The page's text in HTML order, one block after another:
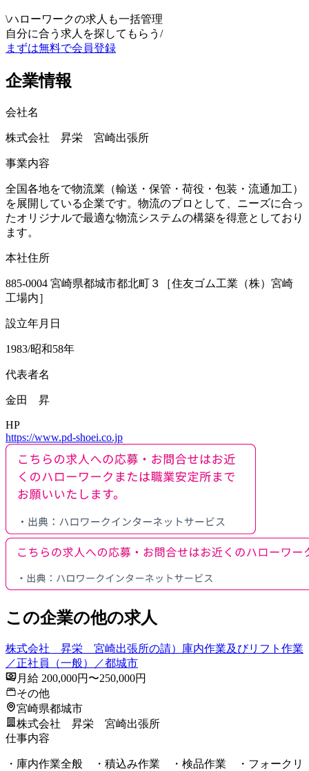
\ハローワークの求人も一括管理
自分に合う求人を探してもらう /
まずは無料で会員登録
企業情報
会社名
株式会社 昇栄 宮崎出張所
事業内容
全国各地をで物流業（輸送・保管・荷役・包装・流通加工）
を展開している企業です。物流のプロとして、ニーズに合っ
たオリジナルで最適な物流システムの構築を得意としており
ます。
本社住所
885-0004 宮崎県都城市都北町３［住友ゴム工業（株）宮崎
工場内］
設立年月日
1983/昭和58年
代表者名
金田 昇
HP
https://www.pd-shoei.co.jp
この企業の他の求人
株式会社 昇栄 宮崎出張所の請）庫内作業及びリフト作業
／正社員（一般）／都城市
月給 200,000円〜250,000円
その他
宮崎県都城市
株式会社 昇栄 宮崎出張所
仕事内容
・庫内作業全般 ・積込み作業 ・検品作業 ・フォークリ